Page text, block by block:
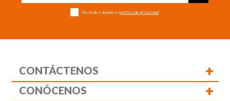
He leído y acepto la política de privacidad
CONTÁCTENOS +
CONÓCENOS +